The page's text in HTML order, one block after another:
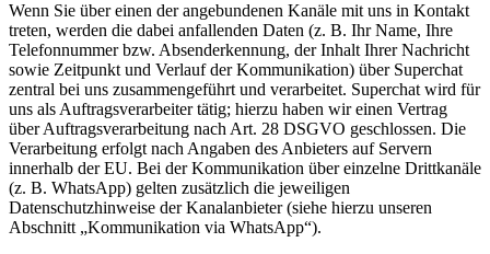
Wenn Sie über einen der angebundenen Kanäle mit uns in Kontakt
treten, werden die dabei anfallenden Daten (z. B. Ihr Name, Ihre
Telefonnummer bzw. Absenderkennung, der Inhalt Ihrer Nachricht
sowie Zeitpunkt und Verlauf der Kommunikation) über Superchat
zentral bei uns zusammengeführt und verarbeitet. Superchat wird für
uns als Auftragsverarbeiter tätig; hierzu haben wir einen Vertrag
über Auftragsverarbeitung nach Art. 28 DSGVO geschlossen. Die
Verarbeitung erfolgt nach Angaben des Anbieters auf Servern
innerhalb der EU. Bei der Kommunikation über einzelne Drittkanäle
(z. B. WhatsApp) gelten zusätzlich die jeweiligen
Datenschutzhinweise der Kanalanbieter (siehe hierzu unseren
Abschnitt „Kommunikation via WhatsApp“).